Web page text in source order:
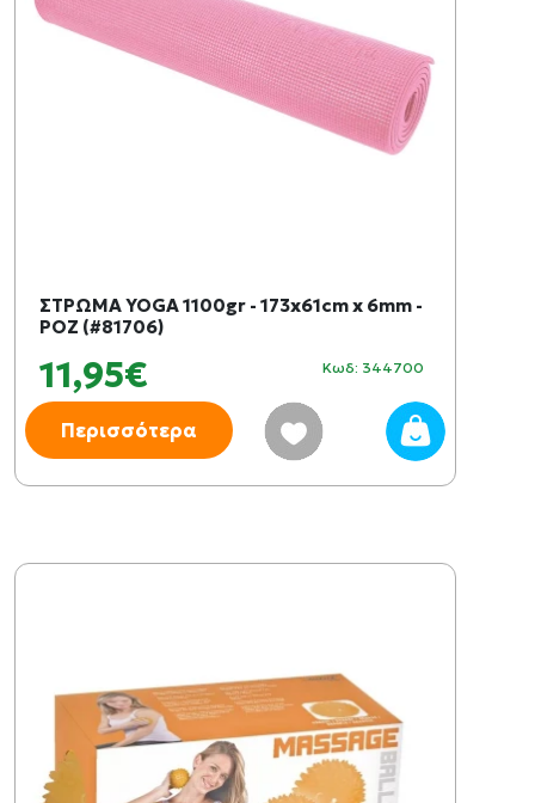
ΣΤΡΩΜΑ YOGA 1100gr - 173x61cm x 6mm -
ΡΟΖ (#81706)
11,95€ Κωδ: 344700
Περισσότερα